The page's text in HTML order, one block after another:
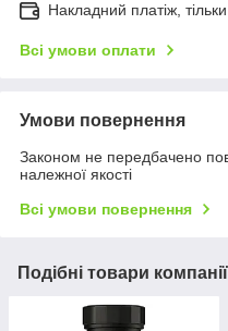
Накладний платіж,
Всі умови оплати
Умови повернення
Законом не передбачено
належної якості
Всі умови повернення
Подібні товари компанії